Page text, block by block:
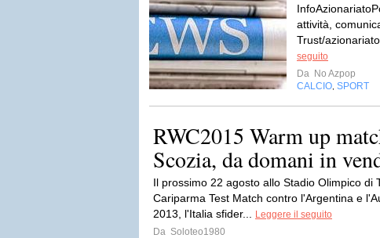
attività,
Trust/
seguito
Da No Azpop
CALCIO SPORT
RWC2015 Warm up
Scozia, da domani in
Il prossimo 22 agosto allo Stadio Olimpico di
Cariparma Test Match contro l'Argentina e
2013, l'Italia sfider...
Leggere il seguito
Da Soloteo1980